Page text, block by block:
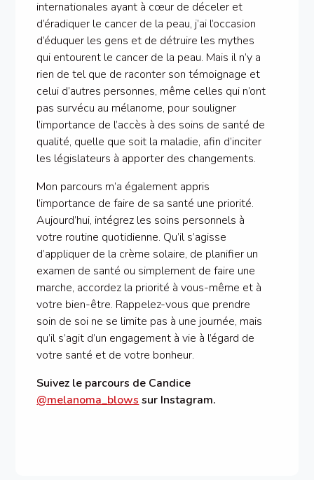
internationales ayant à cœur de déceler et
d’éradiquer le cancer de la peau, j’ai l’occasion
d’éduquer les gens et de détruire les mythes
qui entourent le cancer de la peau. Mais il n’y a
rien de tel que de raconter son témoignage et
celui d’autres personnes, même celles qui n’ont
pas survécu au mélanome, pour souligner
l’importance de l’accès à des soins de santé de
qualité, quelle que soit la maladie, afin d’inciter
les législateurs à apporter des changements.
Mon parcours m’a également appris
l’importance de faire de sa santé une priorité.
Aujourd’hui, intégrez les soins personnels à
votre routine quotidienne. Qu’il s’agisse
d’appliquer de la crème solaire, de planifier un
examen de santé ou simplement de faire une
marche, accordez la priorité à vous-même et à
votre bien-être. Rappelez-vous que prendre
soin de soi ne se limite pas à une journée, mais
qu’il s’agit d’un engagement à vie à l’égard de
votre santé et de votre bonheur.
Suivez le parcours de Candice
@melanoma_blows sur Instagram.